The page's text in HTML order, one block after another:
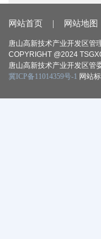
网站首页 网站地图
唐山高新技术产业开发区管
COPYRIGHT @2024
唐山高新技术产业开发区管
冀ICP备11014359号-1 网站